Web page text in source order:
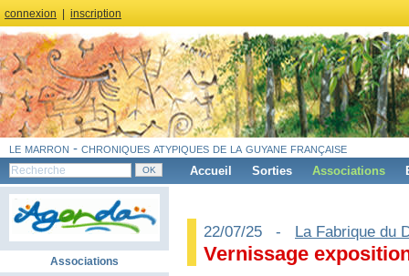
connexion inscription
le marron - chroniques atypiques de la guyane française
Accueil Sorties Associations
Associations
22/07/25 - La Fabrique du
Vernissage